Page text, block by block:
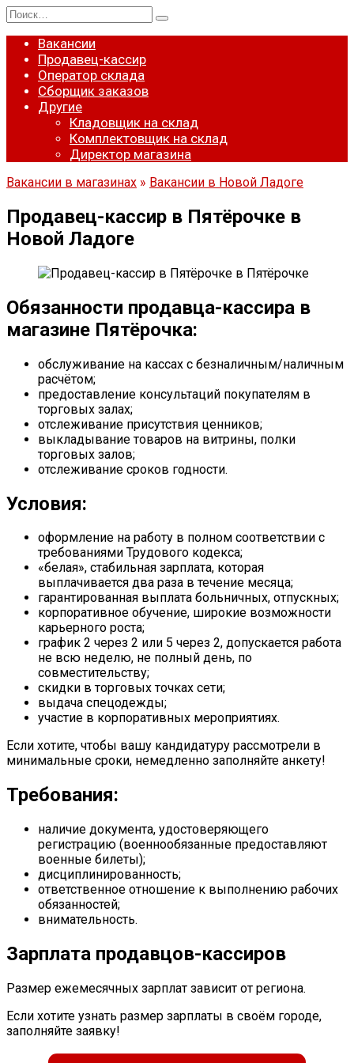
Перейти
к
содержанию
Search
for:
Вакансии
Продавец-кассир
Оператор склада
Сборщик заказов
Другие
Кладовщик на склад
Комплектовщик на склад
Директор магазина
Вакансии в магазинах » Вакансии в Новой Ладоге
Продавец-кассир в Пятёрочке в
Новой Ладоге
Обязанности продавца-кассира в
магазине Пятёрочка:
обслуживание на кассах с безналичным/наличным
расчётом;
предоставление консультаций покупателям в
торговых залах;
отслеживание присутствия ценников;
выкладывание товаров на витрины, полки
торговых залов;
отслеживание сроков годности.
Условия:
оформление на работу в полном соответствии с
требованиями Трудового кодекса;
«белая», стабильная зарплата, которая
выплачивается два раза в течение месяца;
гарантированная выплата больничных, отпускных;
корпоративное обучение, широкие возможности
карьерного роста;
график 2 через 2 или 5 через 2, допускается работа
не всю неделю, не полный день, по
совместительству;
скидки в торговых точках сети;
выдача спецодежды;
участие в корпоративных мероприятиях.
Если хотите, чтобы вашу кандидатуру рассмотрели в
минимальные сроки, немедленно заполняйте анкету!
Требования:
наличие документа, удостоверяющего
регистрацию (военнообязанные предоставляют
военные билеты);
дисциплинированность;
ответственное отношение к выполнению рабочих
обязанностей;
внимательность.
Зарплата продавцов-кассиров
Размер ежемесячных зарплат зависит от региона.
Если хотите узнать размер зарплаты в своём городе,
заполняйте заявку!